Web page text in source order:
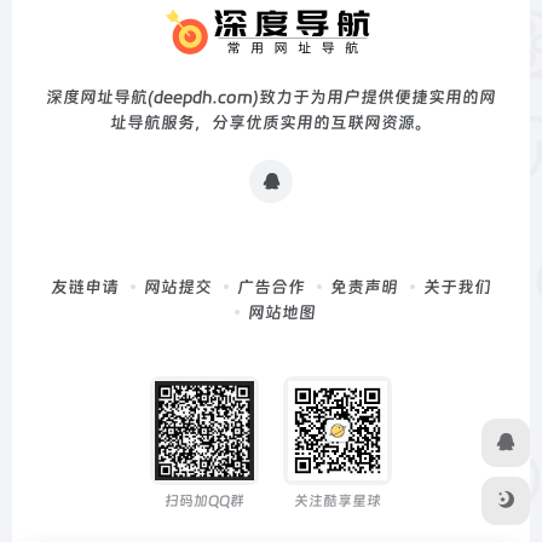
深度网址导航(deepdh.com)致力于为用户提供便捷实用的网
址导航服务，分享优质实用的互联网资源。
友链申请 网站提交 广告合作 免责声明
关于我们
网站地图
扫码加QQ群 关注酷享星球